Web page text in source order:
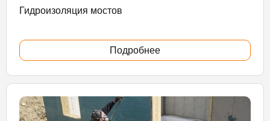
Гидроизоляция мостов
Подробнее